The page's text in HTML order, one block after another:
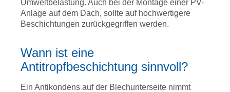
Umweltbelastung. Auch bei der Montage einer PV-
Anlage auf dem Dach, sollte auf hochwertigere
Beschichtungen zurückgegriffen werden.
Wann ist eine
Antitropfbeschichtung sinnvoll?
Ein Antikondens auf der Blechunterseite nimmt